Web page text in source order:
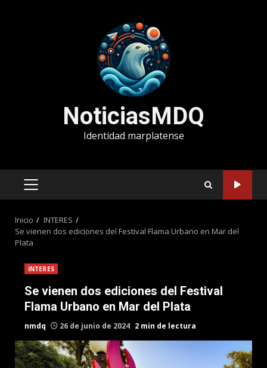
NoticiasMDQ
Identidad marplatense
MENÚ
Inicio
INTERES
Se vienen dos ediciones del Festival Flama Urbano en Mar del
Plata
INTERES
Se vienen dos ediciones del Festival
Flama Urbano en Mar del Plata
nmdq 26 de junio de 2024 2 min de lectura